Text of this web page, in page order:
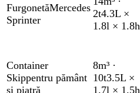
FurgonetăMercedes
Sprinter
2t4.3L ×
1.8l × 1.8h
Container
Skippentru pământ
și piatră
8m³ ·
10t3.5L ×
1.7l × 1.5h